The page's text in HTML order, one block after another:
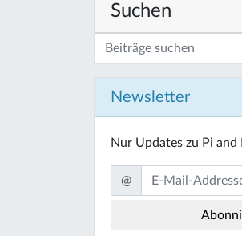
Suchen
Newsletter
Nur Updates zu Pi and
@